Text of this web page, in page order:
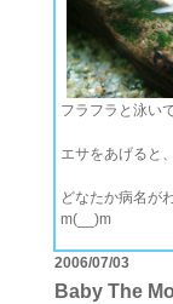
フラフラと泳い
エサをあげると
どなたか病名が
m(__)m
2006/07/03
Baby The